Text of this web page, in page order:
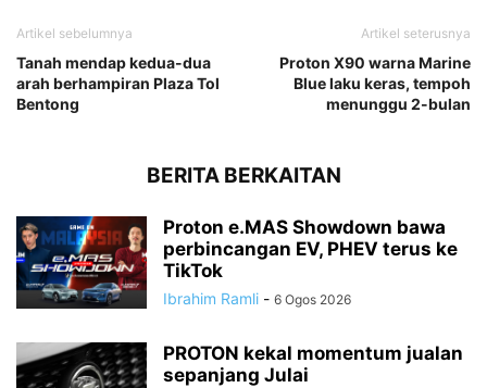
Artikel sebelumnya
Tanah mendap kedua-dua
arah berhampiran Plaza Tol
Bentong
Artikel seterusnya
Proton X90 warna Marine
Blue laku keras, tempoh
menunggu 2-bulan
BERITA BERKAITAN
Proton e.MAS Showdown bawa
perbincangan EV, PHEV terus ke
TikTok
Ibrahim Ramli - 6 Ogos 2026
PROTON kekal momentum jualan
sepanjang Julai